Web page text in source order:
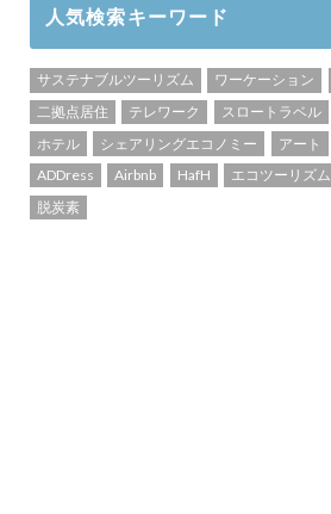
人気検索キーワード
サステナブルツーリズム ワーケーション
二拠点居住
テレワーク スロートラベル
ホテル
シェアリングエコノミー アート
ADDress
Airbnb HafH エコツーリズム
脱炭素